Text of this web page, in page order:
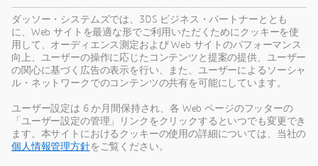
の3DEXPERIENCEプラットフォームでは、AIを搭
載した科学的根拠に基づくバーチャルツインに
より、あらゆる規模・業界の39万のお客様が協
力し、製品やサービスを創出、製造することで
持続可能な革新を生み出し、社会に対して意義
細な情報はホームページ、
https://www.3ds.com/ja/（日本語）、
https://www.3ds.com/ （英語）をご参照くださ
ダッソー・システムズでは、3DS ビジネス・パートナーととも
に、Web サイトを最適な形でご利用いただくためにクッキーを使
用して、オーディエンス測定および Web サイトのパフォーマンス
向上、ユーザーの操作に応じたコンテンツと提案の提供、ユーザー
の関心に基づく広告の表示を行い、また、ユーザーによるソーシャ
ル・ネットワークでのコンテンツの共有を可能にしています。
ユーザー設定は 6 か月間保持され、各 Web ページのフッターの
「ユーザー設定の管理」リンクをクリックするといつでも変更でき
ます。本サイトにおけるクッキーの使用の詳細については、当社の
個人情報管理方針をご覧ください。